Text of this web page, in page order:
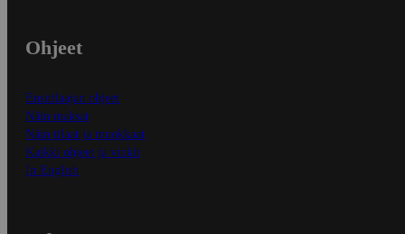
Ohjeet
Ensitilaajan ohjeet
Näin maksat
Näin tilaat ja muokkaat
Kaikki ohjeet ja vinkit
In English